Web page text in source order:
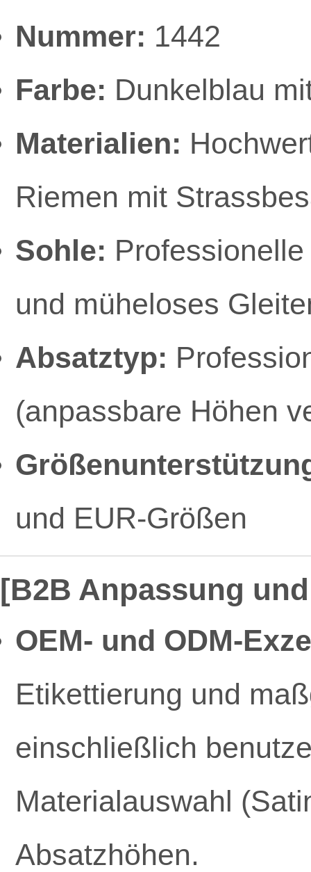
Nummer: 1442
Farbe: Dunkelblau
Materialien:
Riemen mit
Sohle:
und müheloses
Absatztyp:
(anpassbare Höhen
und EUR-Größen
[B2B Anpassung
OEM- und ODM-
Etikettierung und
einschließlich
Materialauswahl
Absatzhöhen.